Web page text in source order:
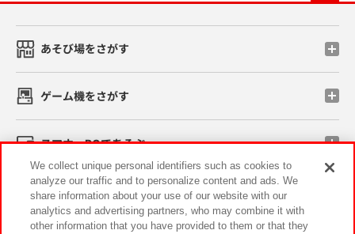
あそび場をさがす
ゲーム機をさがす
スマホ・PCであそぶ
イベント・キャンペーン
We collect unique personal identifiers such as cookies to
analyze our traffic and to personalize content and ads. We
share information about your use of our website with our
analytics and advertising partners, who may combine it with
other information that you have provided to them or that they